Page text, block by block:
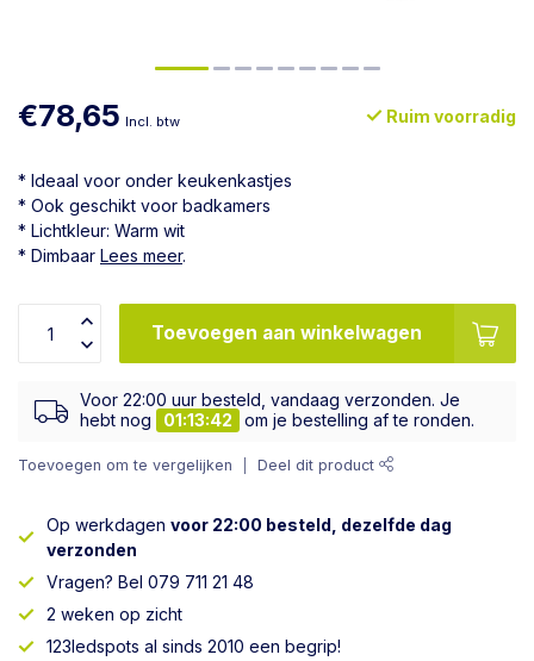
€78,65 Incl. btw Ruim voorradig
* Ideaal voor onder keukenkastjes
* Ook geschikt voor badkamers
* Lichtkleur: Warm wit
* Dimbaar Lees meer.
Toevoegen aan winkelwagen
Voor 22:00 uur besteld, vandaag verzonden. Je
hebt nog
01:13:42 om je bestelling af te ronden.
Toevoegen om te vergelijken Deel dit product
Op werkdagen voor 22:00 besteld, dezelfde dag
verzonden
Vragen? Bel 079 711 21 48
2 weken op zicht
123ledspots al sinds 2010 een begrip!